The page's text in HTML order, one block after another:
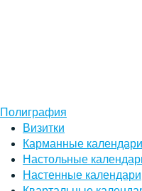
Полиграфия
Визитки
Карманные календари
Настольные
Настенные календари